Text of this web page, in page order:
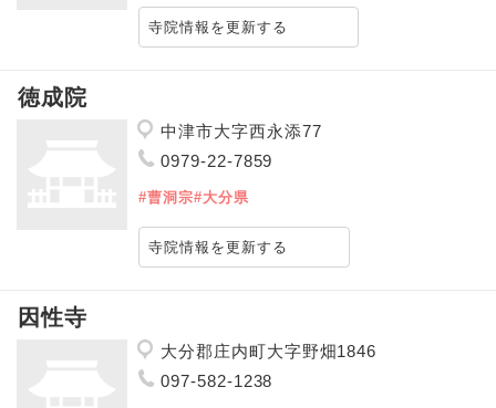
寺院情報を更新する
徳成院
中津市大字西永添77
0979-22-7859
#曹洞宗#大分県
寺院情報を更新する
因性寺
大分郡庄内町大字野畑1846
097-582-1238